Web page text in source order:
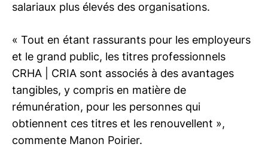
salariaux plus élevés des organisations.
« Tout en étant rassurants pour les employeurs
et le grand public, les titres professionnels
CRHA | CRIA sont associés à des avantages
tangibles, y compris en matière de
rémunération, pour les personnes qui
obtiennent ces titres et les renouvellent »,
commente Manon Poirier.